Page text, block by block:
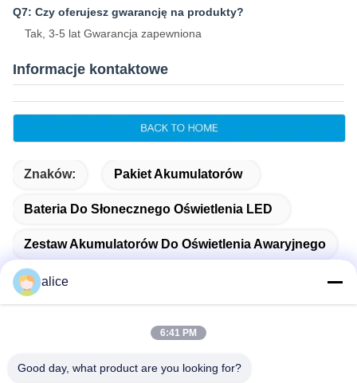
Q7: Czy oferujesz gwarancję na produkty?
Tak, 3-5 lat Gwarancja zapewniona
Informacje kontaktowe
Znaków: Pakiet Akumulatorów
Bateria Do Słonecznego Oświetlenia LED
Zestaw Akumulatorów Do Oświetlenia Awaryjnego
alice
6:41 PM
Good day, what product are you looking for?